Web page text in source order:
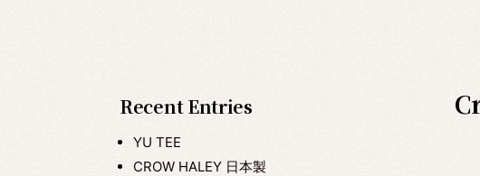
Recent Entries
YU TEE
CROW HALEY 日本製